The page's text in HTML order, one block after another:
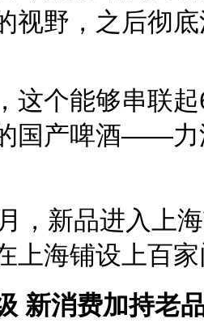
视野，之后彻
这个能够串联
国产啤酒——力
，新品进入上
上海铺设上百
新消费加持老